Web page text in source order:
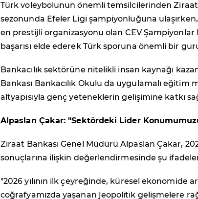
Türk voleybolunun önemli temsilcilerinden
sezonunda Efeler Ligi şampiyonluğuna
en prestijli organizasyonu olan CEV Şampiyonlar
başarısı elde ederek Türk sporuna önemli bir
Bankacılık sektörüne nitelikli insan kaynağı
Bankası Bankacılık Okulu da uygulamalı
altyapısıyla genç yeteneklerin gelişimine katkı
Alpaslan Çakar: "Sektördeki Lider
Ziraat Bankası Genel Müdürü Alpaslan Çakar,
sonuçlarına ilişkin değerlendirmesinde şu
"2026 yılının ilk çeyreğinde, küresel ekonomide
coğrafyamızda yaşanan jeopolitik gelişmelere